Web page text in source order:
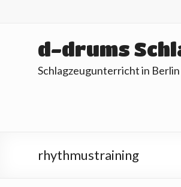
d-drums
Schlagzeugunterricht in
rhythmustraining